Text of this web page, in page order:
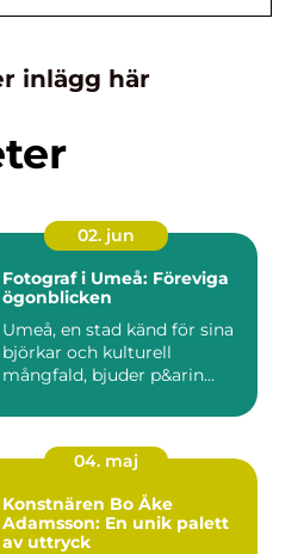
inlägg här
02. jun
Fotograf i Umeå: Föreviga
ögonblicken
Umeå, en stad känd för sina
björkar och kulturell
mångfald, bjuder p&arin...
04. maj
Konstnären Bo Åke
Adamsson: En unik palett
av uttryck